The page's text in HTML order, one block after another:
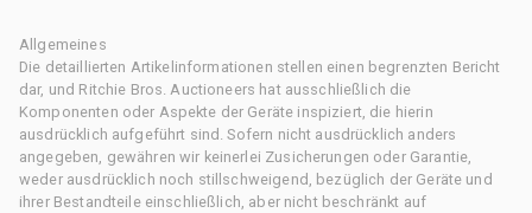
Allgemeines
Die detaillierten Artikelinformationen stellen einen begrenzten Bericht
dar, und Ritchie Bros. Auctioneers hat ausschließlich die
Komponenten oder Aspekte der Geräte inspiziert, die hierin
ausdrücklich aufgeführt sind. Sofern nicht ausdrücklich anders
angegeben, gewähren wir keinerlei Zusicherungen oder Garantie,
weder ausdrücklich noch stillschweigend, bezüglich der Geräte und
ihrer Bestandteile einschließlich, aber nicht beschränkt auf